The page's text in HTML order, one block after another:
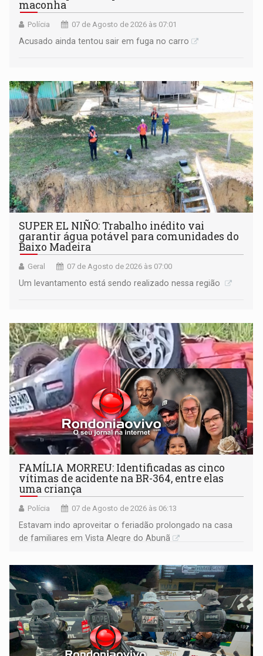
maconha
Polícia 07 de Agosto de 2026 às 07:01
Acusado ainda tentou sair em fuga no carro
SUPER EL NIÑO: Trabalho inédito vai
garantir água potável para comunidades do
Baixo Madeira
Geral 07 de Agosto de 2026 às 07:00
Um levantamento está sendo realizado nessa região
FAMÍLIA MORREU: Identificadas as cinco
vítimas de acidente na BR-364, entre elas
uma criança
Polícia 07 de Agosto de 2026 às 06:13
Estavam indo aproveitar o feriadão prolongado na casa
de familiares em Vista Alegre do Abunã